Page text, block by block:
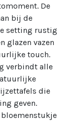
De
bij de
setting rustig
glazen vazen
touch.
verbindt alle
die
geven.
bloemenstukje